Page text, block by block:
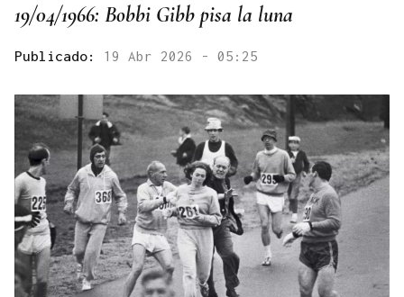
19/04/1966: Bobbi Gibb pisa la luna
Publicado: 19 Abr 2026 - 05:25